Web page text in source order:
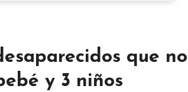
que no
y 3 niños